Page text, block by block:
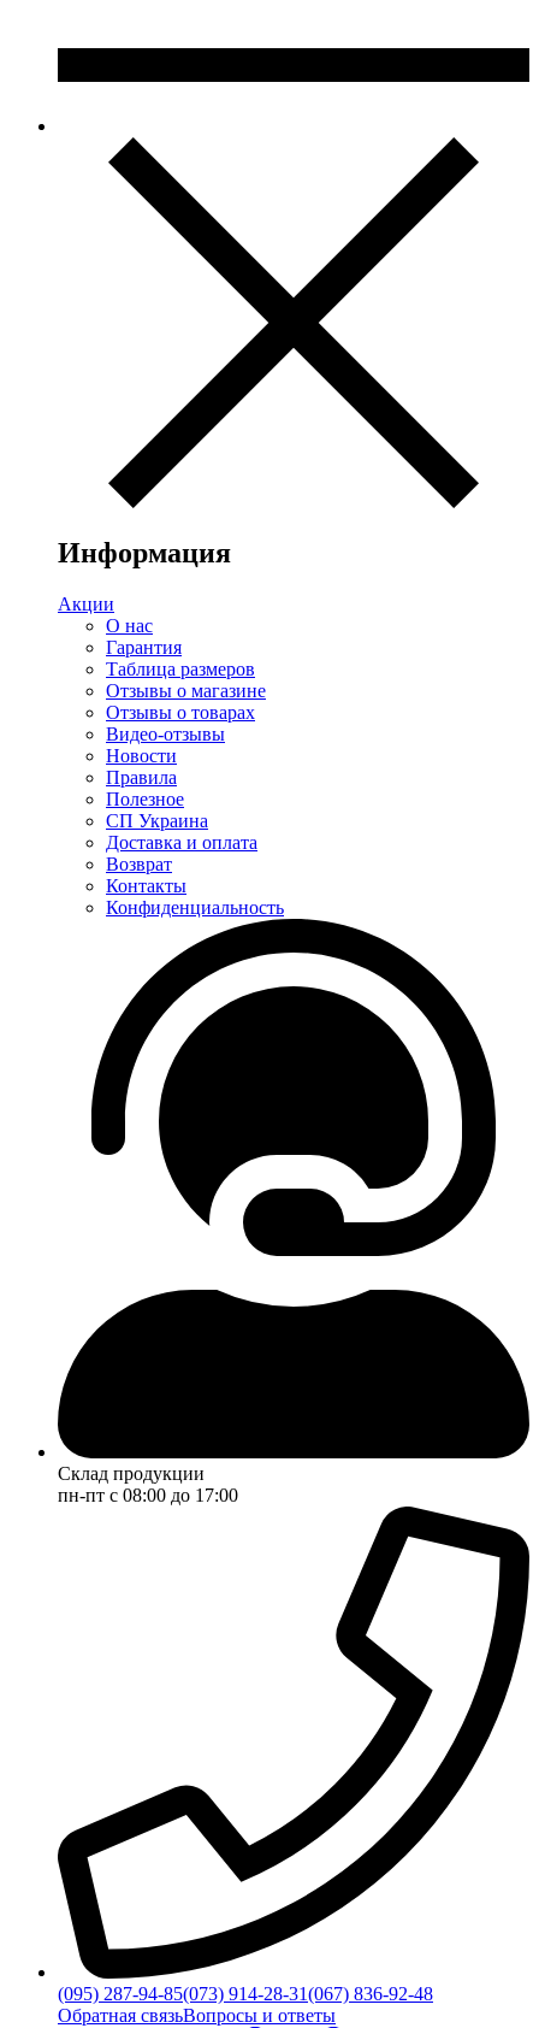
Информация
Акции
О нас
Гарантия
Таблица размеров
Отзывы о магазине
Отзывы о товарах
Видео-отзывы
Новости
Правила
Полезное
СП Украина
Доставка и оплата
Возврат
Контакты
Конфиденциальность
Склад продукции
пн-пт с 08:00 до 17:00
(095) 287-94-85(073) 914-28-31(067) 836-92-48
Обратная связьВопросы и ответы